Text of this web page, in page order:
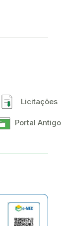
Licitações
Portal Antigo